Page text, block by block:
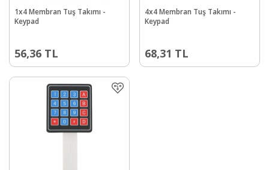
1x4 Membran Tuş Takımı -
Keypad
56,36 TL
4x4 Membran Tuş Takımı -
Keypad
68,31 TL